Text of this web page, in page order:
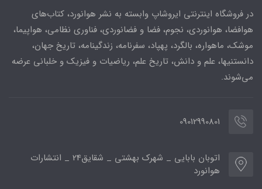
در فروشگاه اینترنتی ایروشاپ وابسته به نشر هوانورد، کتاب‌های
هوافضا، هوانوردی، نجوم، فضا و فضانوردی، فناوری نظامی، هواپیما،
موشک، ماهواره، بالگرد، پهپاد، سفرنامه، زندگینامه، تاریخ جهان،
دانستنیها، علم و دانش، تاریخ علم، ریاضیات و فیزیک و خلبانی عرضه
می‌شوند.
09012990801
اتوبان بابایی _ شهرک بهشتی _ شقایق24 _ انتشارات
هوانورد